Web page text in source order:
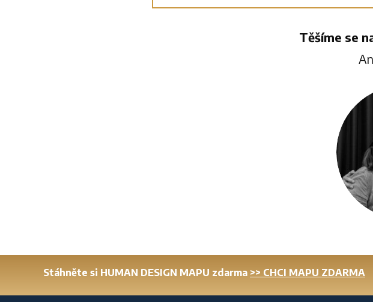
Těšíme se
Stáhněte si HUMAN DESIGN MAPU zdarma >> CHCI MAPU ZDARMA